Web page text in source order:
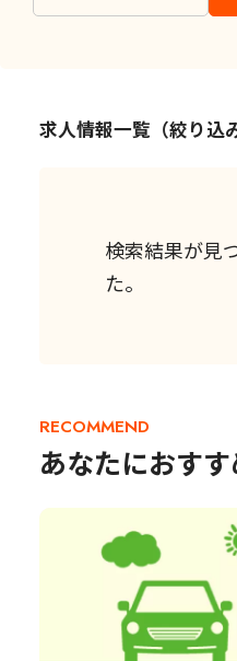
求人情報一覧（絞り込
検索結果が見
た。
RECOMMEND
あなたにおす